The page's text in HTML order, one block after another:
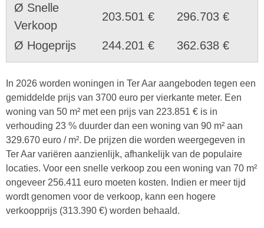
Ø Snelle
Verkoop
203.501 € 296.703 €
Ø Hogeprijs 244.201 € 362.638 €
In 2026 worden woningen in Ter Aar aangeboden tegen een
gemiddelde prijs van 3700 euro per vierkante meter. Een
woning van 50 m² met een prijs van 223.851 € is in
verhouding 23 % duurder dan een woning van 90 m² aan
329.670 euro / m². De prijzen die worden weergegeven in
Ter Aar variëren aanzienlijk, afhankelijk van de populaire
locaties. Voor een snelle verkoop zou een woning van 70 m²
ongeveer 256.411 euro moeten kosten. Indien er meer tijd
wordt genomen voor de verkoop, kann een hogere
verkoopprijs (313.390 €) worden behaald.